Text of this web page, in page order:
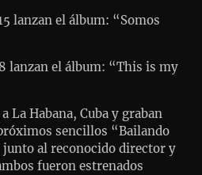
lanzan el álbum: “Somos
lanzan el álbum: “This is my
La Habana, Cuba y graban
sencillos “Bailando
al reconocido director y
fueron estrenados